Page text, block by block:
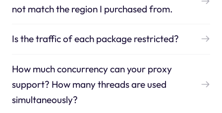
not match the region I purchased from.
Is the traffic of each package restricted?
How much concurrency can your proxy
support? How many threads are used
simultaneously?